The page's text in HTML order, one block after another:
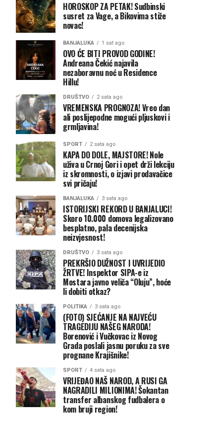
HOROSKOP ZA PETAK! Sudbinski
susret za Vage, a Bikovima stiže
novac!
BANJALUKA 1 sat ago
OVO ĆE BITI PROVOD GODINE!
Andreana Čekić najavila
nezaboravnu noć u Residence
Hillu!
DRUŠTVO 2 sata ago
VREMENSKA PROGNOZA! Vreo dan
ali poslijepodne mogući pljuskovi i
grmljavina!
SPORT 2 sata ago
KAPA DO DOLE, MAJSTORE! Nole
uživa u Crnoj Gori i opet drži lekciju
iz skromnosti, o izjavi prodavačice
svi pričaju!
BANJALUKA 3 sata ago
ISTORIJSKI REKORD U BANJALUCI!
Skoro 10.000 domova legalizovano
besplatno, pala decenijska
neizvjesnost!
DRUŠTVO 3 sata ago
PREKRŠIO DUŽNOST I UVRIJEDIO
ŽRTVE! Inspektor SIPA-e iz
Mostara javno veliča “Oluju”, hoće
li dobiti otkaz?
POLITIKA 3 sata ago
(FOTO) SJEĆANJE NA NAJVEĆU
TRAGEDIJU NAŠEG NARODA!
Borenović i Vučkovac iz Novog
Grada poslali jasnu poruku za sve
prognane Krajišnike!
SPORT 4 sata ago
VRIJEĐAO NAŠ NAROD, A RUSI GA
NAGRADILI MILIONIMA! Šokantan
transfer albanskog fudbalera o
kom bruji region!